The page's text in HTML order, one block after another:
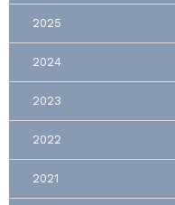
2025
2024
2023
2022
2021